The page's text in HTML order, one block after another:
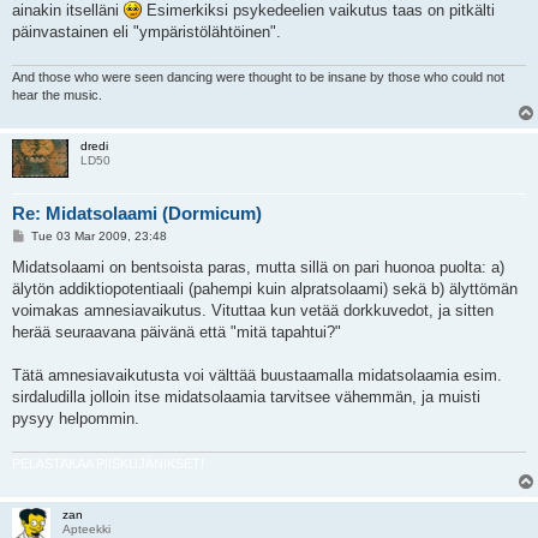
ainakin itselläni
Esimerkiksi psykedeelien vaikutus taas on pitkälti
päinvastainen eli "ympäristölähtöinen".
And those who were seen dancing were thought to be insane by those who could not
hear the music.
dredi
LD50
Re: Midatsolaami (Dormicum)
P
s
Tue 03 Mar 2009, 23:48
Midatsolaami on bentsoista paras, mutta sillä on pari huonoa puolta: a)
älytön addiktiopotentiaali (pahempi kuin alpratsolaami) sekä b) älyttömän
voimakas amnesiavaikutus. Vituttaa kun vetää dorkkuvedot, ja sitten
herää seuraavana päivänä että "mitä tapahtui?"
Tätä amnesiavaikutusta voi välttää buustaamalla midatsolaamia esim.
sirdaludilla jolloin itse midatsolaamia tarvitsee vähemmän, ja muisti
pysyy helpommin.
zan
Apteekki